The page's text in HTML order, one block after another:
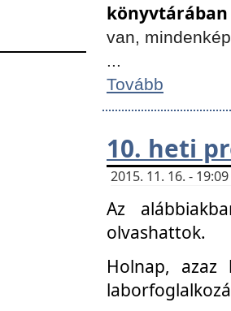
könyvtárában
van,
...
Tovább
10. heti
2015. 11. 16. -
Az
olvashattok.
Holnap, azaz